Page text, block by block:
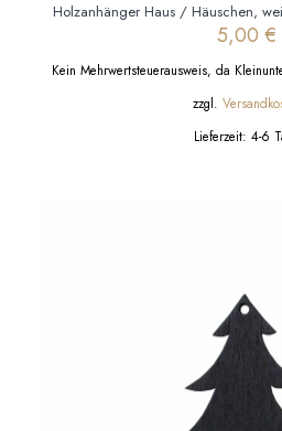
Holzanhänger Haus / Häuschen,
5,00 €
Kein Mehrwertsteuerausweis, da
zzgl.
Lieferzeit: 4-6